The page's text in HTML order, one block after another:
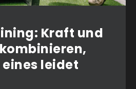
Kraft und
leidet